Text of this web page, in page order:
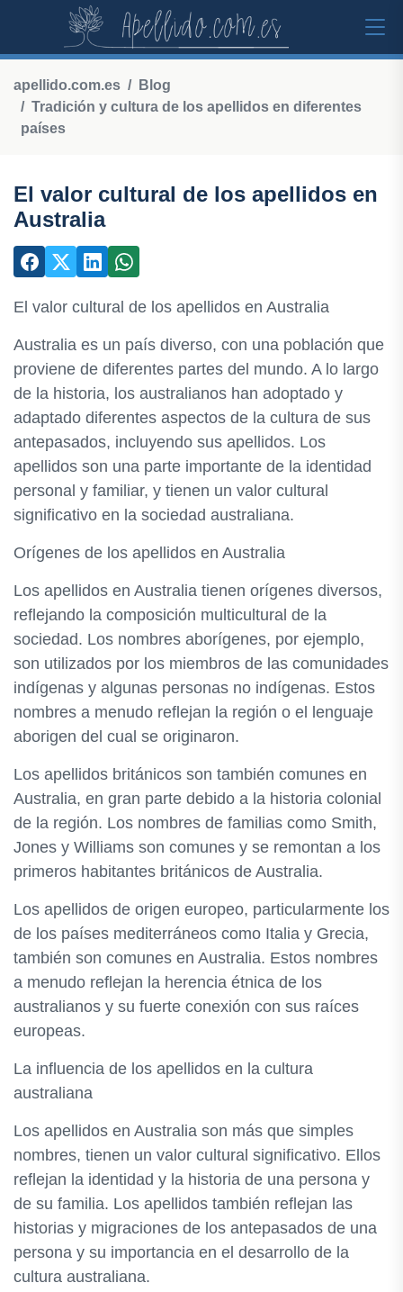
apellido.com.es
Blog
Tradición y cultura de los apellidos en diferentes
países
El valor cultural de los apellidos en
Australia
El valor cultural de los apellidos en Australia
Australia es un país diverso, con una población que
proviene de diferentes partes del mundo. A lo largo
de la historia, los australianos han adoptado y
adaptado diferentes aspectos de la cultura de sus
antepasados, incluyendo sus apellidos. Los
apellidos son una parte importante de la identidad
personal y familiar, y tienen un valor cultural
significativo en la sociedad australiana.
Orígenes de los apellidos en Australia
Los apellidos en Australia tienen orígenes diversos,
reflejando la composición multicultural de la
sociedad. Los nombres aborígenes, por ejemplo,
son utilizados por los miembros de las comunidades
indígenas y algunas personas no indígenas. Estos
nombres a menudo reflejan la región o el lenguaje
aborigen del cual se originaron.
Los apellidos británicos son también comunes en
Australia, en gran parte debido a la historia colonial
de la región. Los nombres de familias como Smith,
Jones y Williams son comunes y se remontan a los
primeros habitantes británicos de Australia.
Los apellidos de origen europeo, particularmente los
de los países mediterráneos como Italia y Grecia,
también son comunes en Australia. Estos nombres
a menudo reflejan la herencia étnica de los
australianos y su fuerte conexión con sus raíces
europeas.
La influencia de los apellidos en la cultura
australiana
Los apellidos en Australia son más que simples
nombres, tienen un valor cultural significativo. Ellos
reflejan la identidad y la historia de una persona y
de su familia. Los apellidos también reflejan las
historias y migraciones de los antepasados de una
persona y su importancia en el desarrollo de la
cultura australiana.